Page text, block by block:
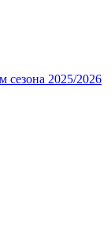
сезона 2025/2026